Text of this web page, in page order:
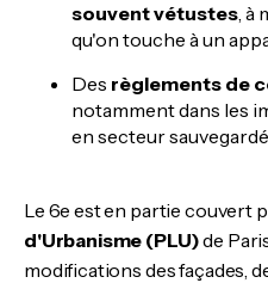
souvent vétustes, à
qu'on touche à un
Des règlements de
notamment dans les
en secteur sauvegardé
Le 6e est en partie couvert
d'Urbanisme (PLU)de
modifications des façades,